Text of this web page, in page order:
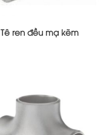
Tê ren đều mạ kẽm